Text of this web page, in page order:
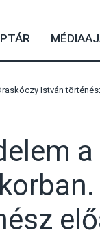
István